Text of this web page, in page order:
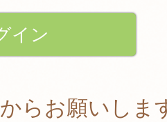
からお願いしま